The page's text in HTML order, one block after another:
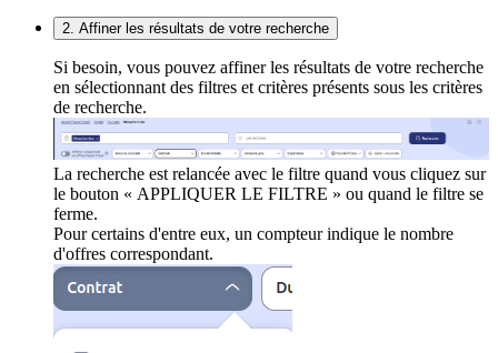
2. Affiner les résultats de votre recherche
Si besoin, vous pouvez affiner les résultats de votre recherche
en sélectionnant des filtres et critères présents sous les critères
de recherche.
La recherche est relancée avec le filtre quand vous cliquez sur
le bouton « APPLIQUER LE FILTRE » ou quand le filtre se
ferme.
Pour certains d'entre eux, un compteur indique le nombre
d'offres correspondant.